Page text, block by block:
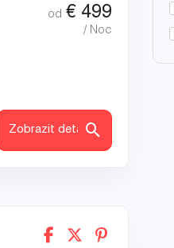
od € 499
/ Noc
Zobrazit detaily